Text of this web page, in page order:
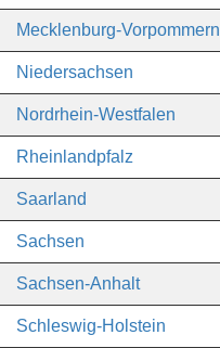
Mecklenburg-Vorpommern
Niedersachsen
Nordrhein-Westfalen
Rheinlandpfalz
Saarland
Sachsen
Sachsen-Anhalt
Schleswig-Holstein